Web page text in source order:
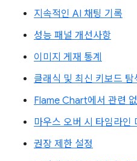
지속적인 AI 채팅 기록
성능 패널 개선사항
이미지 게재 통계
클래식 및 최신 키보드 탐
Flame Chart에서 관련
마우스 오버 시 타임라인
권장 제한 설정